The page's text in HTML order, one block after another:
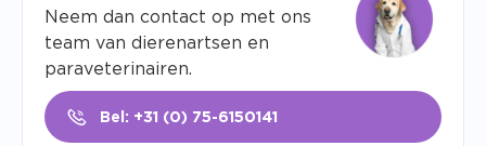
Neem dan contact op met ons
team van dierenartsen en
paraveterinairen.
Bel: +31 (0) 75-6150141